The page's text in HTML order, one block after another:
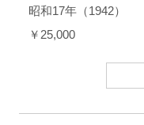
昭和17年（1942）
￥25,000